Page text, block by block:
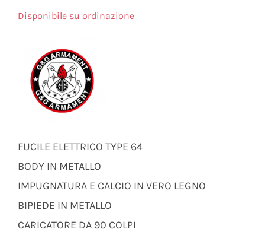
Disponibile su ordinazione
FUCILE ELETTRICO TYPE 64
BODY IN METALLO
IMPUGNATURA E CALCIO IN VERO LEGNO
BIPIEDE IN METALLO
CARICATORE DA 90 COLPI